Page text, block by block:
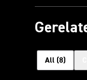
All (8)